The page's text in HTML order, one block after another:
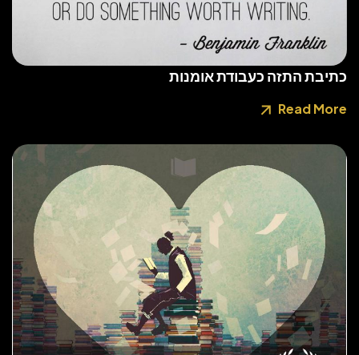
כתיבת התזה כעבודת אומנות
Read More